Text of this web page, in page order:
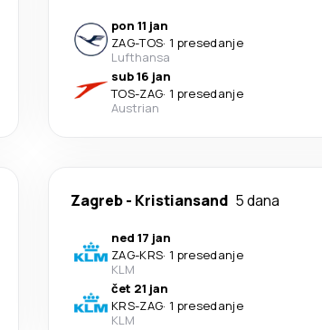
pon 11 jan
ZAG-TOS· 1 presedanje
Lufthansa
sub 16 jan
TOS-ZAG· 1 presedanje
Austrian
Zagreb- Kristiansand 5 dana
ned 17 jan
ZAG-KRS· 1 presedanje
KLM
čet 21 jan
KRS-ZAG· 1 presedanje
KLM